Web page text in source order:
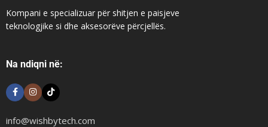
Kompani e specializuar për shitjen e paisjeve
teknologjike si dhe aksesorëve përcjellës.
Na ndiqni në:
info@wishbytech.com